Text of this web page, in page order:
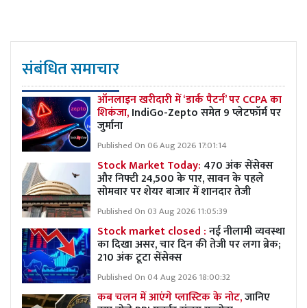
संबंधित समाचार
ऑनलाइन खरीदारी में ‘डार्क पैटर्न’ पर CCPA का
शिकंजा,IndiGo-Zepto समेत 9 प्लेटफॉर्म पर
जुर्माना
Published On 06 Aug 2026 17:01:14
Stock Market Today: 470 अंक सेंसेक्स
और निफ्टी 24,500 के पार, सावन के पहले
सोमवार पर शेयर बाजार में शानदार तेजी
Published On 03 Aug 2026 11:05:39
Stock market closed :नई नीलामी व्यवस्था
का दिखा असर, चार दिन की तेजी पर लगा ब्रेक;
210 अंक टूटा सेंसेक्स
Published On 04 Aug 2026 18:00:32
कब चलन में आएंगे प्लास्टिक के नोट,जानिए